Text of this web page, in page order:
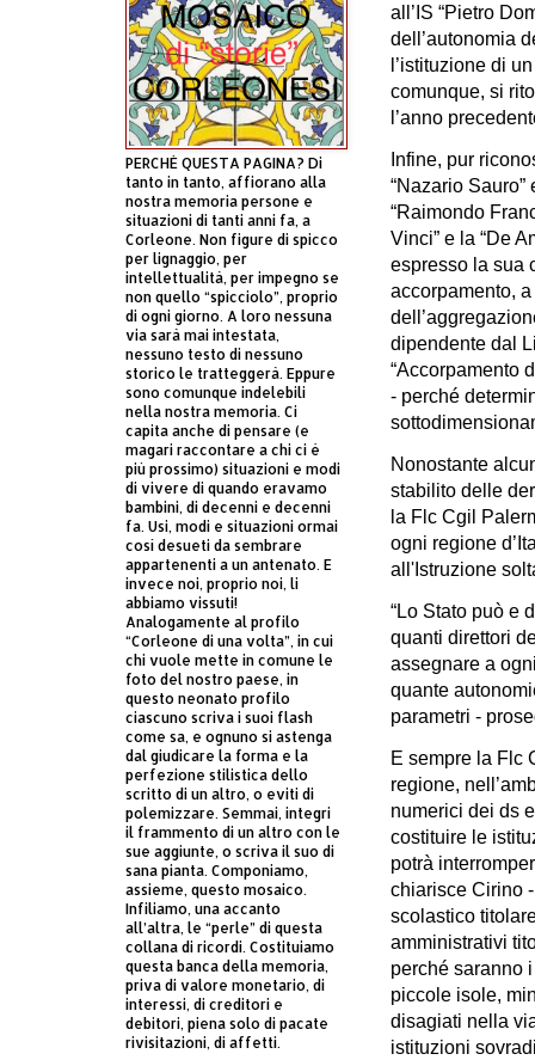
all’IS “Pietro
dell’autonomia
l’istituzione di
comunque, si
l’anno
Infine, pur
“Nazario
“Raimondo
Vinci” e la “De
espresso la sua
accorpamento,
dipendente dal
“Accorpamento
- perché
Nonostante
stabilito delle
la Flc Cgil
ogni regione
all'Istruzione
“Lo Stato può e
quanti direttori
assegnare a
quante
parametri -
E sempre la Flc
regione,
numerici dei ds
costituire le
potrà
chiarisce Cirino
scolastico
amministrativi
perché saranno
piccole isole,
disagiati nella
istituzioni
PERCHÈ QUESTA PAGINA? Di
tanto in tanto, affiorano alla
nostra memoria persone e
situazioni di tanti anni fa, a
Corleone. Non figure di spicco
per lignaggio, per
intellettualità, per impegno se
non quello “spicciolo”, proprio
di ogni giorno. A loro nessuna
via sarà mai intestata,
nessuno testo di nessuno
storico le tratteggerà. Eppure
sono comunque indelebili
nella nostra memoria. Ci
capita anche di pensare (e
magari raccontare a chi ci è
più prossimo) situazioni e modi
di vivere di quando eravamo
bambini, di decenni e decenni
fa. Usi, modi e situazioni ormai
così desueti da sembrare
appartenenti a un antenato. E
invece noi, proprio noi, li
abbiamo vissuti!
Analogamente al profilo
“Corleone di una volta”, in cui
chi vuole mette in comune le
foto del nostro paese, in
questo neonato profilo
ciascuno scriva i suoi flash
come sa, e ognuno si astenga
dal giudicare la forma e la
perfezione stilistica dello
scritto di un altro, o eviti di
polemizzare. Semmai, integri
il frammento di un altro con le
sue aggiunte, o scriva il suo di
sana pianta. Componiamo,
assieme, questo mosaico.
Infiliamo, una accanto
all’altra, le “perle” di questa
collana di ricordi. Costituiamo
questa banca della memoria,
priva di valore monetario, di
interessi, di creditori e
debitori, piena solo di pacate
rivisitazioni, di affetti.